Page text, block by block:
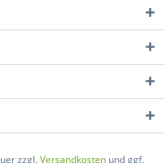
zzgl.Versandkosten und ggf.